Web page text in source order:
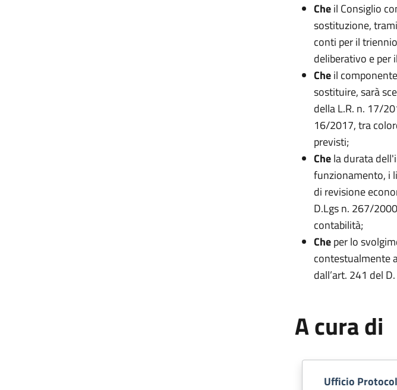
Cheil Consiglio
sostituzione,
conti per il
deliberativo e per
Cheil
sostituire, sarà
della L.R. n. 17/
16/2017, tra
previsti;
Chela durata
funzionamento, i
di revisione
D.Lgs n. 267/
contabilità;
Cheper lo
contestualmente
dall’art. 241 del
A cura di
Ufficio